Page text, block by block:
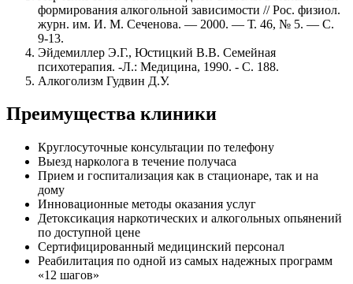
формирования алкогольной зависимости // Рос. физиол.
журн. им. И. М. Сеченова. — 2000. — Т. 46, № 5. — С.
9-13.
Эйдемиллер Э.Г., Юстицкий В.В. Семейная
психотерапия. -Л.: Медицина, 1990. - С. 188.
Алкоголизм Гудвин Д.У.
Преимущества клиники
Круглосуточные консультации по телефону
Выезд нарколога в течение получаса
Прием и госпитализация как в стационаре, так и на
дому
Инновационные методы оказания услуг
Детоксикация наркотических и алкогольных опьянений
по доступной цене
Сертифицированный медицинский персонал
Реабилитация по одной из самых надежных программ
«12 шагов»